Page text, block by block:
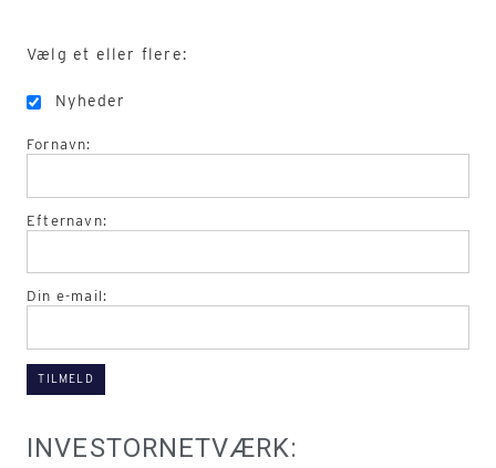
Vælg et eller flere:
Nyheder
Fornavn:
Efternavn:
Din e-mail:
INVESTORNETVÆRK: